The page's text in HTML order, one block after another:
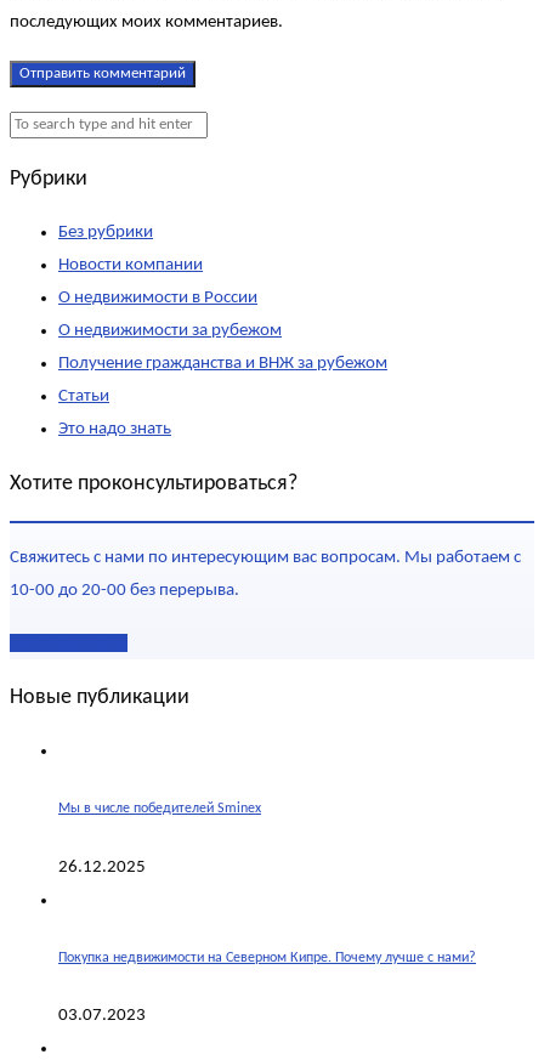
последующих моих комментариев.
Рубрики
Без рубрики
Новости компании
О недвижимости в России
О недвижимости за рубежом
Получение гражданства и ВНЖ за рубежом
Статьи
Это надо знать
Хотите проконсультироваться?
Свяжитесь с нами по интересующим вас вопросам. Мы работаем с
10-00 до 20-00 без перерыва.
Новые публикации
Мы в числе победителей Sminex
26.12.2025
Покупка недвижимости на Северном Кипре. Почему лучше с нами?
03.07.2023